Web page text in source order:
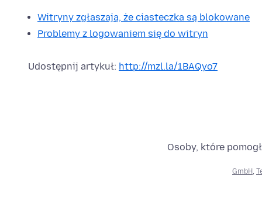
Witryny zgłaszają, że ciasteczka są blokowane
Problemy z logowaniem się do witryn
Udostępnij artykuł: http://mzl.la/1BAQyo7
Osoby, które
GmbH